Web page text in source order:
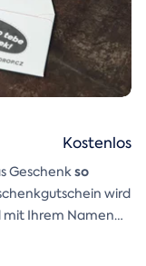
Geschenkso
wird
mit Ihrem Namen
schreiben
Kostenlos